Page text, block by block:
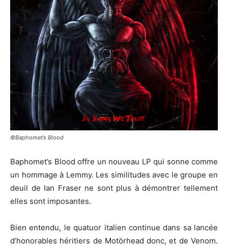
©Baphomet’s Blood
Baphomet’s Blood offre un nouveau LP qui sonne comme
un hommage à Lemmy. Les similitudes avec le groupe en
deuil de Ian Fraser ne sont plus à démontrer tellement
elles sont imposantes.
Bien entendu, le quatuor italien continue dans sa lancée
d’honorables héritiers de Motörhead donc, et de Venom.